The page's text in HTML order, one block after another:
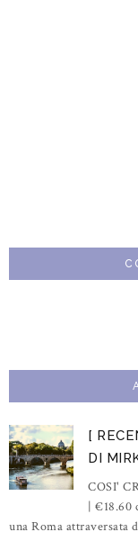
[
DI
COSI'
|
una Roma attraversata